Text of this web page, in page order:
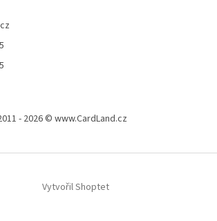
- 2026 © www.CardLand.cz
Vytvořil Shoptet